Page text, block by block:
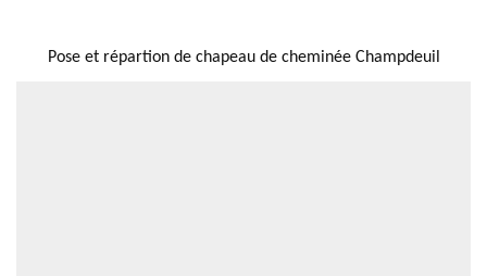
Pose et répartion de chapeau de cheminée Champdeuil